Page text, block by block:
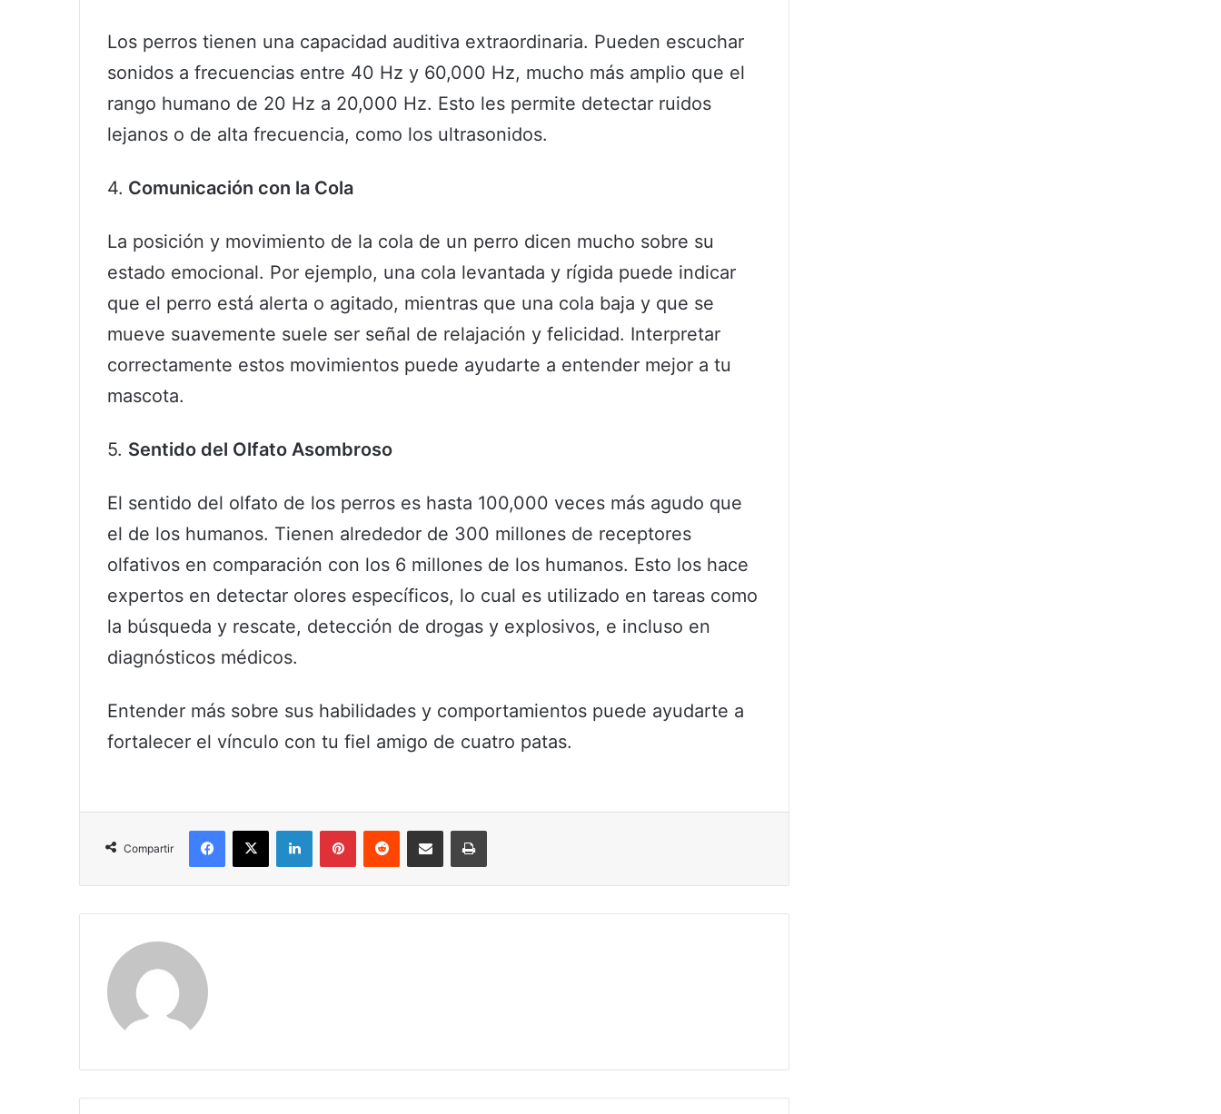
Los perros tienen una capacidad auditiva extraordinaria. Pueden escuchar
sonidos a frecuencias entre 40 Hz y 60,000 Hz, mucho más amplio que el
rango humano de 20 Hz a 20,000 Hz. Esto les permite detectar ruidos
lejanos o de alta frecuencia, como los ultrasonidos.
4. Comunicación con la Cola
La posición y movimiento de la cola de un perro dicen mucho sobre su
estado emocional. Por ejemplo, una cola levantada y rígida puede indicar
que el perro está alerta o agitado, mientras que una cola baja y que se
mueve suavemente suele ser señal de relajación y felicidad. Interpretar
correctamente estos movimientos puede ayudarte a entender mejor a tu
mascota.
5. Sentido del Olfato Asombroso
El sentido del olfato de los perros es hasta 100,000 veces más agudo que
el de los humanos. Tienen alrededor de 300 millones de receptores
olfativos en comparación con los 6 millones de los humanos. Esto los hace
expertos en detectar olores específicos, lo cual es utilizado en tareas como
la búsqueda y rescate, detección de drogas y explosivos, e incluso en
diagnósticos médicos.
Entender más sobre sus habilidades y comportamientos puede ayudarte a
fortalecer el vínculo con tu fiel amigo de cuatro patas.
Compartir
Facebook
X LinkedInPinterestReddit Compartir por correo electrónicoImprimir